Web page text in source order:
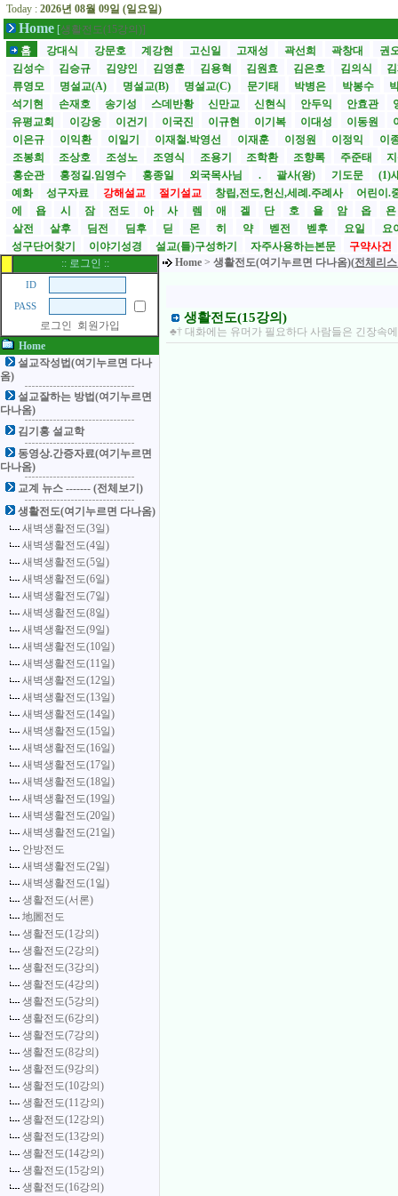
Today : 2026년 08월 09일 (일요일)
Home [생활전도(15강의)]
홈
강대식 강문호 계강현 고신일 고재성 곽선희 곽창대
권
김성수
김승규 김양인 김영훈 김용혁 김원효 김은호 김의식
류영모
명설교(A) 명설교(B) 명설교(C) 문기태 박병은 박봉수
석기현
손재호 송기성 스데반황 신만교 신현식 안두익 안효관
유평교회
이강웅 이건기 이국진 이규현 이기복 이대성 이동원
이은규
이익환 이일기 이재철.박영선 이재훈 이정원 이정익
이
조봉희
조상호 조성노 조영식 조용기 조학환 조향록 주준태
홍순관
홍정길.임영수 홍종일 외국목사님 . 괄사(왕) 기도문
(1)
예화
성구자료 강해설교 절기설교 창립,전도,헌신,세례.주례사
어린이.
에
욥 시 잠 전도 아 사 렘 애 겔 단 호 욜 암 옵
욘
살전
살후 딤전 딤후 딛 몬 히 약 벧전 벧후 요일
요
성구단어찾기
이야기성경 설교(틀)구성하기 자주사용하는본문
구약사건
:: 로그인 ::
ID
PASS
로그인
회원가입
Home
설교작성법(여기누르면 다나
옴)
설교잘하는 방법(여기누르면
다나옴)
김기홍 설교학
동영상.간증자료(여기누르면
다나옴)
교계 뉴스 ------- (전체보기)
생활전도(여기누르면 다나옴)
새벽생활전도(3일)
새벽생활전도(4일)
새벽생활전도(5일)
새벽생활전도(6일)
새벽생활전도(7일)
새벽생활전도(8일)
새벽생활전도(9일)
새벽생활전도(10일)
새벽생활전도(11일)
새벽생활전도(12일)
새벽생활전도(13일)
새벽생활전도(14일)
새벽생활전도(15일)
새벽생활전도(16일)
새벽생활전도(17일)
새벽생활전도(18일)
새벽생활전도(19일)
새벽생활전도(20일)
새벽생활전도(21일)
안방전도
새벽생활전도(2일)
새벽생활전도(1일)
생활전도(서론)
地圖전도
생활전도(1강의)
생활전도(2강의)
생활전도(3강의)
생활전도(4강의)
생활전도(5강의)
생활전도(6강의)
생활전도(7강의)
생활전도(8강의)
생활전도(9강의)
생활전도(10강의)
생활전도(11강의)
생활전도(12강의)
생활전도(13강의)
생활전도(14강의)
생활전도(15강의)
생활전도(16강의)
Home > 생활전도(여기누르면 다나옴)(전체리
생활전도(15강의)
♣† 대화에는 유머가 필요하다 사람들은 긴장속